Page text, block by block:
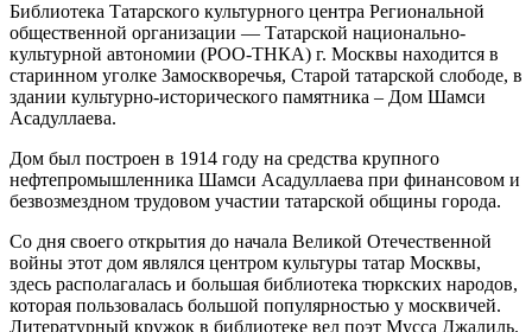
Библиотека Татарского культурного центра Региональной
общественной организации — Татарской национально-
культурной автономии (РОО-ТНКА) г. Москвы находится в
старинном уголке Замоскворечья, Старой татарской слободе, в
здании культурно-исторического памятника – Дом Шамси
Асадуллаева.
Дом был построен в 1914 году на средства крупного
нефтепромышленника Шамси Асадуллаева при финансовом и
безвозмездном трудовом участии татарской общины города.
Со дня своего открытия до начала Великой Отечественной
войны этот дом являлся центром культуры татар Москвы,
здесь располагалась и большая библиотека тюркских народов,
которая пользовалась большой популярностью у москвичей.
Литературный кружок в библиотеке вел поэт Мусса Джалиль.